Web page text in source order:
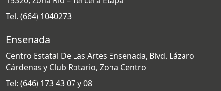
Tel. (664) 1040273
Ensenada
Centro Estatal De Las Artes Ensenada, Blvd. Lázaro
Cárdenas y Club Rotario, Zona Centro
Tel: (646) 173 43 07 y 08